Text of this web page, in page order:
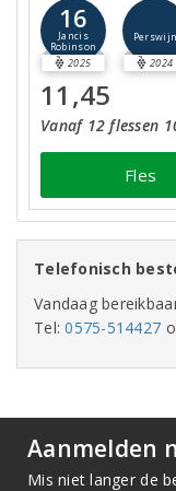
16
Jancis
Robinson
2025
Perswijn
2024
11,45
Vanaf 12 flessen
Fles
Telefonisch
Vandaag
Tel:0575-514427
Aanmelden
Mis niet langer de